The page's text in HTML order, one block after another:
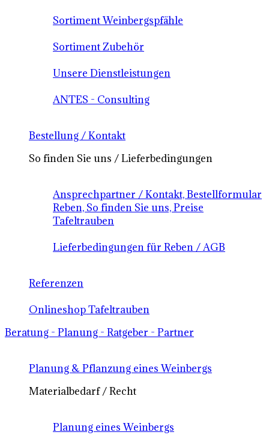
Sortiment Weinbergspfähle
Sortiment Zubehör
Unsere Dienstleistungen
ANTES - Consulting
Bestellung / Kontakt
So finden Sie uns / Lieferbedingungen
Ansprechpartner / Kontakt, Bestellformular
Reben, So finden Sie uns, Preise
Tafeltrauben
Lieferbedingungen für Reben / AGB
Referenzen
Onlineshop Tafeltrauben
Beratung - Planung - Ratgeber - Partner
Planung & Pflanzung eines Weinbergs
Materialbedarf / Recht
Planung eines Weinbergs